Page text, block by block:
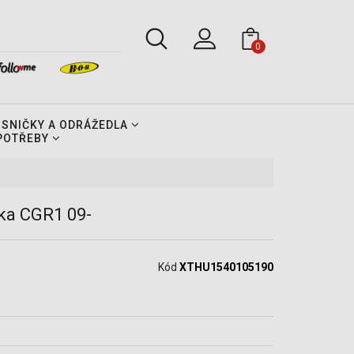
0
A ODRÁŽEDLA
CGR1 09-
Kód XTHU1540105190